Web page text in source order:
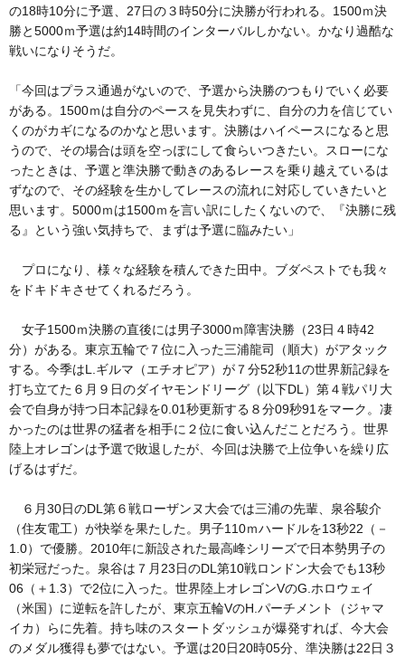
の18時10分に予選、27日の３時50分に決勝が行われる。1500ｍ決
勝と5000ｍ予選は約14時間のインターバルしかない。かなり過酷な
戦いになりそうだ。
「今回はプラス通過がないので、予選から決勝のつもりでいく必要
がある。1500ｍは自分のペースを見失わずに、自分の力を信じてい
くのがカギになるのかなと思います。決勝はハイペースになると思
うので、その場合は頭を空っぽにして食らいつきたい。スローにな
ったときは、予選と準決勝で動きのあるレースを乗り越えているは
ずなので、その経験を生かしてレースの流れに対応していきたいと
思います。5000ｍは1500ｍを言い訳にしたくないので、『決勝に残
る』という強い気持ちで、まずは予選に臨みたい」
プロになり、様々な経験を積んできた田中。ブダペストでも我々
をドキドキさせてくれるだろう。
女子1500ｍ決勝の直後には男子3000ｍ障害決勝（23日４時42
分）がある。東京五輪で７位に入った三浦龍司（順大）がアタック
する。今季はL.ギルマ（エチオピア）が７分52秒11の世界新記録を
打ち立てた６月９日のダイヤモンドリーグ（以下DL）第４戦パリ大
会で自身が持つ日本記録を0.01秒更新する８分09秒91をマーク。凄
かったのは世界の猛者を相手に２位に食い込んだことだろう。世界
陸上オレゴンは予選で敗退したが、今回は決勝で上位争いを繰り広
げるはずだ。
６月30日のDL第６戦ローザンヌ大会では三浦の先輩、泉谷駿介
（住友電工）が快挙を果たした。男子110ｍハードルを13秒22（－
1.0）で優勝。2010年に新設された最高峰シリーズで日本勢男子の
初栄冠だった。泉谷は７月23日のDL第10戦ロンドン大会でも13秒
06（＋1.3）で2位に入った。世界陸上オレゴンVのG.ホロウェイ
（米国）に逆転を許したが、東京五輪VのH.パーチメント（ジャマ
イカ）らに先着。持ち味のスタートダッシュが爆発すれば、今大会
のメダル獲得も夢ではない。予選は20日20時05分、準決勝は22日３